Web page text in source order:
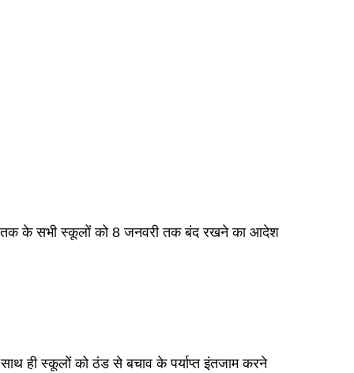
तक के सभी स्कूलों को 8 जनवरी तक बंद रखने का आदेश
ही स्कूलों को ठंड से बचाव के पर्याप्त इंतजाम करने